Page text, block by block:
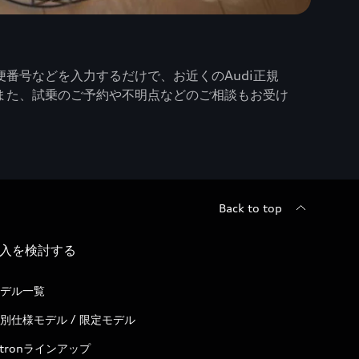
番号などを入力するだけで、お近くのAudi正規
、試乗のご予約や不明点などのご相談もお受け
Back to top
を検討する
ル一覧
仕様モデル / 限定モデル
ラインアップ